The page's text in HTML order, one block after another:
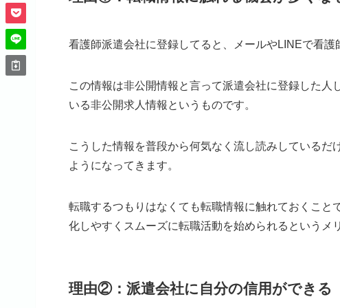
看護師派遣会社に登録してると、メールやLINEで看護
この情報は非公開情報と言って派遣会社に登録した
いる非公開求人情報というものです。
こうした情報を普段から何気なく流し読みしている
ようになってきます。
転職するつもりはなくても転職情報に触れておくこ
化しやすくスムーズに転職活動を始められるというメ
理由②：派遣会社に自分の信用ができる